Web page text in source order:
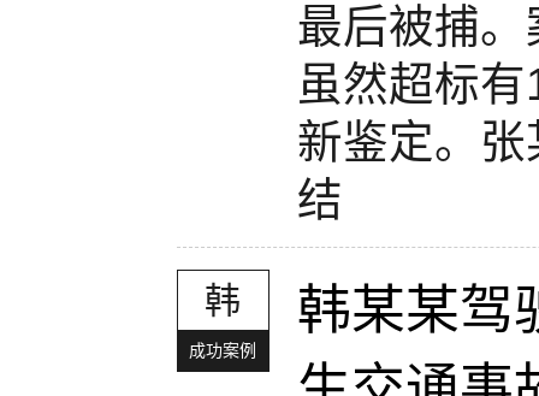
最后被捕
虽然超标
新鉴定。
结
韩
成功案例
韩某某驾